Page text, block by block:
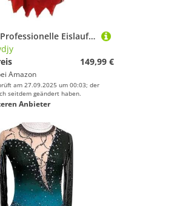
Nnnydjy Professionelle Eislaufkleider Für Mädchen Schwarz Rote Halo Färbung Tanzbekleidung Für Eiskunstlauf Wettkämpfe Asymmetrischer Saum Trikots Für Rhythmische Sportgymnastik,Schwarz,XXXL
149,99 €
Amazon
am 27.09.2025 um 00:03; der
seitdem geändert haben.
Anbieter